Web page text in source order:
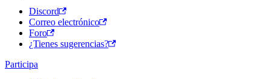
Discord
Correo electrónico
Foro
¿Tienes sugerencias?
Participa